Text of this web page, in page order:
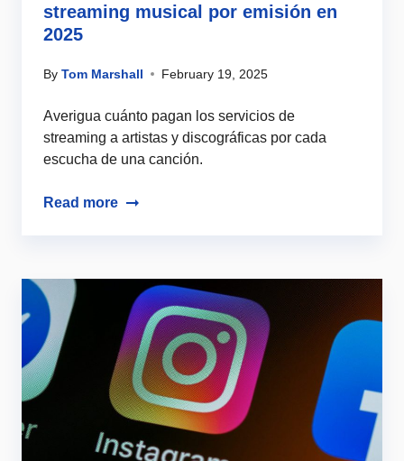
streaming musical por emisión en
2025
By Tom Marshall February 19, 2025
Averigua cuánto pagan los servicios de
streaming a artistas y discográficas por cada
escucha de una canción.
Read more